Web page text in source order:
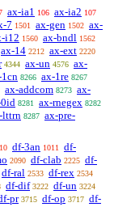
ax-ia1 106 ax-ia2 107
7 1501 ax-gen 1502 ax-
i12 1560 ax-bndl 1562
ax-14 2212 ax-ext 2220
4344 ax-un 4576 ax-
8266 ax-1re 8267
ax-addcom 8273 ax-
8281 ax-rnegex 8282
lttrn 8287 ax-pre-
df-3an 1011
df-
2090 df-clab 2225 df-
df-ral 2533 df-rex 2534
df-dif 3222 df-un 3224
pr 3715 df-op 3717 df-